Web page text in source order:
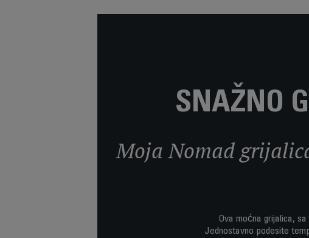
SNAŽNO
Moja Nomad
Ova moćna grijalica,
Jednostavno podesite